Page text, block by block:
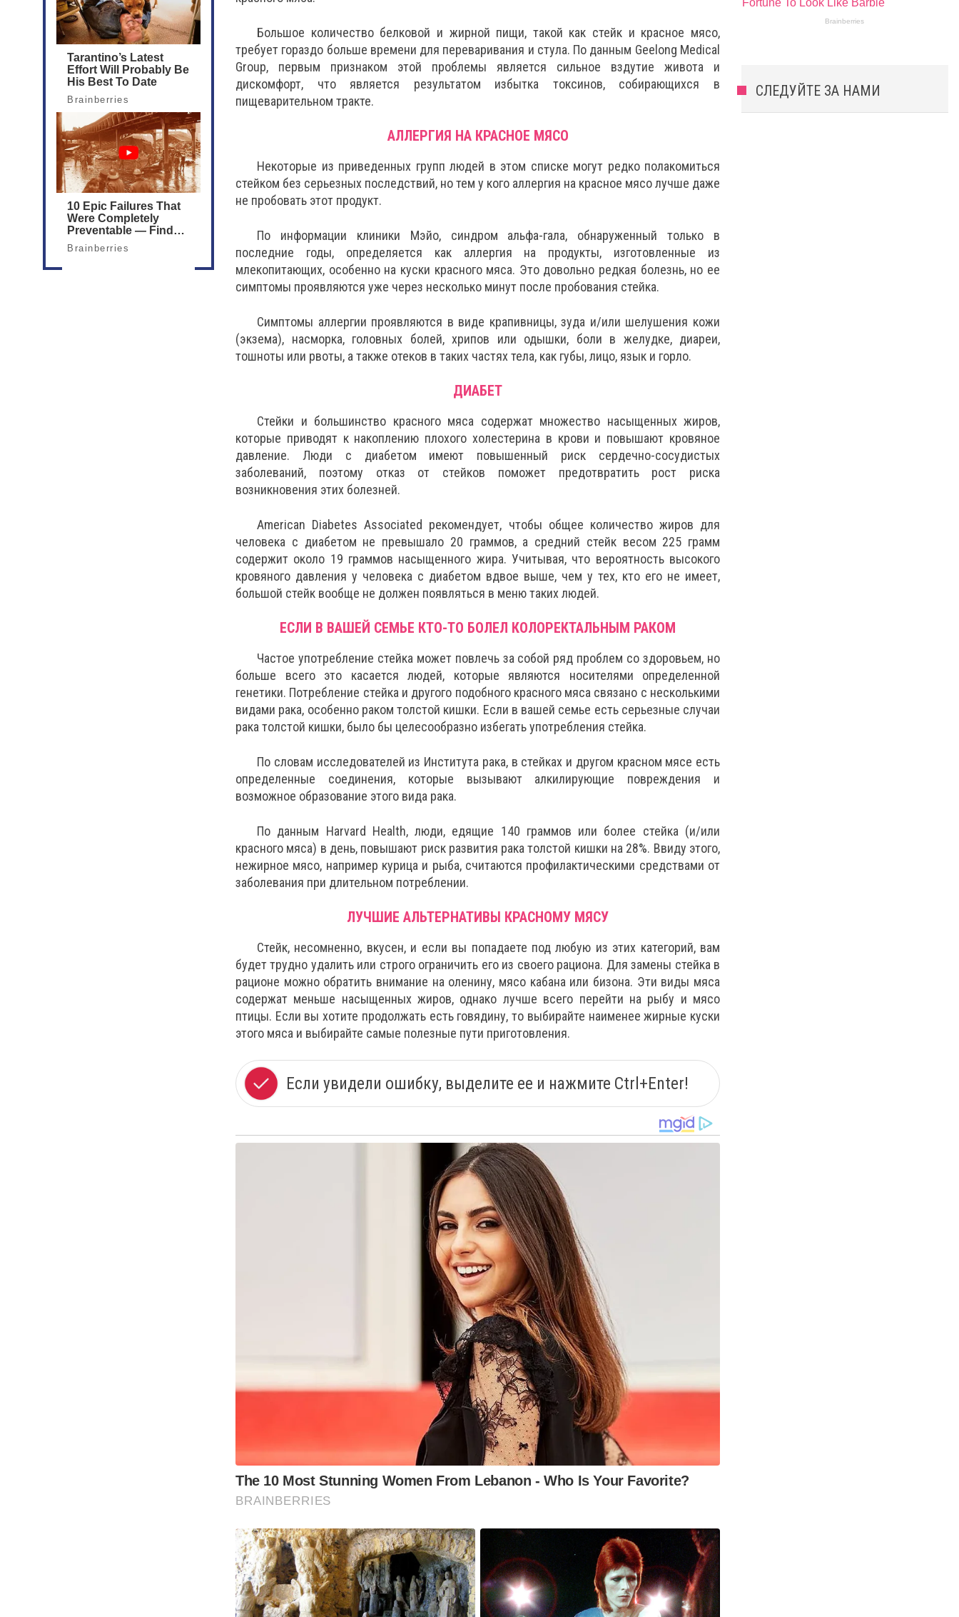
Большое количество белковой и жирной пищи, такой как стейк и красное мясо,
требует гораздо больше времени для переваривания и стула. По данным Geelong Medical
Group, первым признаком этой проблемы является сильное вздутие живота и
дискомфорт, что является результатом избытка токсинов, собирающихся в
пищеварительном тракте.
АЛЛЕРГИЯ НА КРАСНОЕ МЯСО
Некоторые из приведенных групп людей в этом списке могут редко полакомиться
стейком без серьезных последствий, но тем у кого аллергия на красное мясо лучше даже
не пробовать этот продукт.
По информации клиники Мэйо, синдром альфа-гала, обнаруженный только в
последние годы, определяется как аллергия на продукты, изготовленные из
млекопитающих, особенно на куски красного мяса. Это довольно редкая болезнь, но ее
симптомы проявляются уже через несколько минут после пробования стейка.
Симптомы аллергии проявляются в виде крапивницы, зуда и/или шелушения кожи
(экзема), насморка, головных болей, хрипов или одышки, боли в желудке, диареи,
тошноты или рвоты, а также отеков в таких частях тела, как губы, лицо, язык и горло.
ДИАБЕТ
Стейки и большинство красного мяса содержат множество насыщенных жиров,
которые приводят к накоплению плохого холестерина в крови и повышают кровяное
давление. Люди с диабетом имеют повышенный риск сердечно-сосудистых
заболеваний, поэтому отказ от стейков поможет предотвратить рост риска
возникновения этих болезней.
American Diabetes Associated рекомендует, чтобы общее количество жиров для
человека с диабетом не превышало 20 граммов, а средний стейк весом 225 грамм
содержит около 19 граммов насыщенного жира. Учитывая, что вероятность высокого
кровяного давления у человека с диабетом вдвое выше, чем у тех, кто его не имеет,
большой стейк вообще не должен появляться в меню таких людей.
ЕСЛИ В ВАШЕЙ СЕМЬЕ КТО-ТО БОЛЕЛ КОЛОРЕКТАЛЬНЫМ РАКОМ
Частое употребление стейка может повлечь за собой ряд проблем со здоровьем, но
больше всего это касается людей, которые являются носителями определенной
генетики. Потребление стейка и другого подобного красного мяса связано с несколькими
видами рака, особенно раком толстой кишки. Если в вашей семье есть серьезные случаи
рака толстой кишки, было бы целесообразно избегать употребления стейка.
По словам исследователей из Института рака, в стейках и другом красном мясе есть
определенные соединения, которые вызывают алкилирующие повреждения и
возможное образование этого вида рака.
По данным Harvard Health, люди, едящие 140 граммов или более стейка (и/или
красного мяса) в день, повышают риск развития рака толстой кишки на 28%. Ввиду этого,
нежирное мясо, например курица и рыба, считаются профилактическими средствами от
заболевания при длительном потреблении.
ЛУЧШИЕ АЛЬТЕРНАТИВЫ КРАСНОМУ МЯСУ
Стейк, несомненно, вкусен, и если вы попадаете под любую из этих категорий, вам
будет трудно удалить или строго ограничить его из своего рациона. Для замены стейка в
рационе можно обратить внимание на оленину, мясо кабана или бизона. Эти виды мяса
содержат меньше насыщенных жиров, однако лучше всего перейти на рыбу и мясо
птицы. Если вы хотите продолжать есть говядину, то выбирайте наименее жирные куски
этого мяса и выбирайте самые полезные пути приготовления.
Если увидели ошибку, выделите ее и нажмите Ctrl+Enter!
The 10 Most Stunning Women From Lebanon - Who Is Your Favorite?
BRAINBERRIES
СЛЕДУЙТЕ ЗА НАМИ